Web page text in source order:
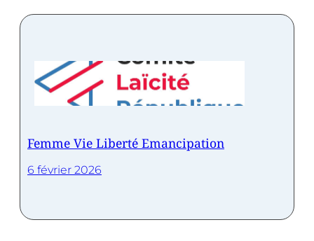
Femme Vie Liberté Emancipation
6 février 2026